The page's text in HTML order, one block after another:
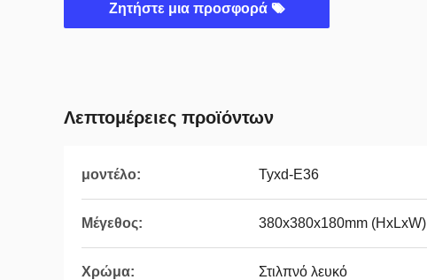
Ζητήστε μια προσφορά
Λεπτομέρειες προϊόντων
μοντέλο: Tyxd-E36
Μέγεθος: 380x380x180mm (HxLxW)
Χρώμα: Στιλπνό λευκό